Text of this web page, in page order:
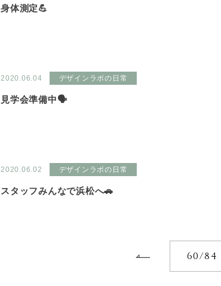
身体測定💪
2020.06.04 デザインラボの日常
見学会準備中🗣
2020.06.02 デザインラボの日常
スタッフみんなで浜松へ🚗
60/84